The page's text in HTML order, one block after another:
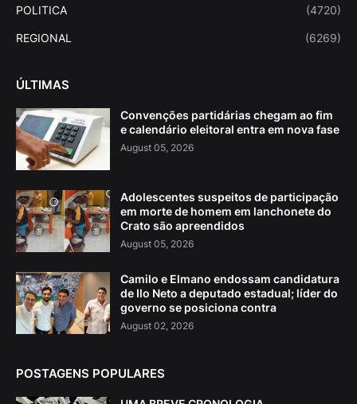
POLITICA (4720)
REGIONAL (6269)
ÚLTIMAS
Convenções partidárias chegam ao fim
e calendário eleitoral entra em nova fase
August 05, 2026
Adolescentes suspeitos de participação
em morte de homem em lanchonete do
Crato são apreendidos
August 05, 2026
Camilo e Elmano endossam candidatura
de Ilo Neto a deputado estadual; líder do
governo se posiciona contra
August 02, 2026
POSTAGENS POPULARES